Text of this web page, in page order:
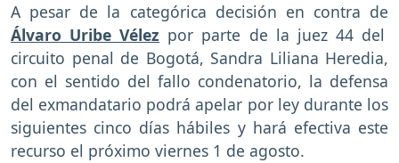
A pesar de la categórica decisión en contra de
Álvaro Uribe Vélez por parte de la juez 44 del
circuito penal de Bogotá, Sandra Liliana Heredia,
con el sentido del fallo condenatorio, la defensa
del exmandatario podrá apelar por ley durante los
siguientes cinco días hábiles y hará efectiva este
recurso el próximo viernes 1 de agosto.